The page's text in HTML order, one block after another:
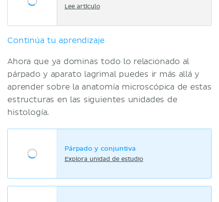
Lee artículo
Continúa tu aprendizaje
Ahora que ya dominas todo lo relacionado al
párpado y aparato lagrimal puedes ir más allá y
aprender sobre la anatomía microscópica de estas
estructuras en las siguientes unidades de
histología.
Párpado y conjuntiva
Explora unidad de estudio